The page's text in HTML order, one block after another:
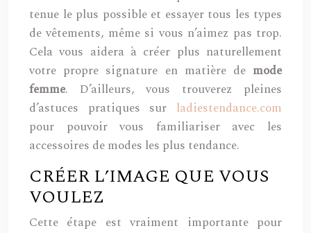
tenue le plus possible et essayer tous les types
de vêtements, même si vous n’aimez pas trop.
Cela vous aidera à créer plus naturellement
votre propre signature en matière de mode
femme. D’ailleurs, vous trouverez pleines
d’astuces pratiques sur ladiestendance.com
pour pouvoir vous familiariser avec les
accessoires de modes les plus tendance.
CRÉER L’IMAGE QUE VOUS
VOULEZ
Cette étape est vraiment importante pour